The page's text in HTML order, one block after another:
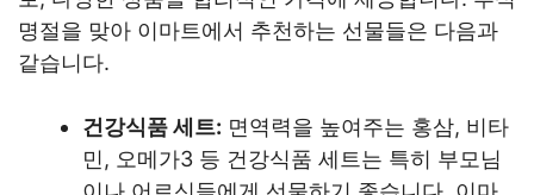
명절을 맞아 이마트에서 추천하는 선물들은 다음과
같습니다.
건강식품 세트: 면역력을 높여주는 홍삼, 비타
민, 오메가3 등 건강식품 세트는 특히 부모님